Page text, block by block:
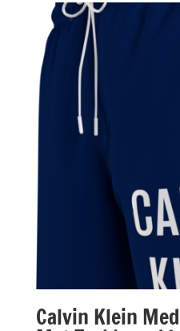
Calvin Klein